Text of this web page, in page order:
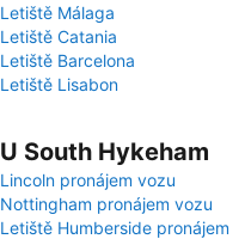
Letiště Málaga
Letiště Catania
Letiště Barcelona
Letiště Lisabon
U South Hykeham
Lincoln pronájem vozu
Nottingham pronájem vozu
Letiště Humberside pronájem